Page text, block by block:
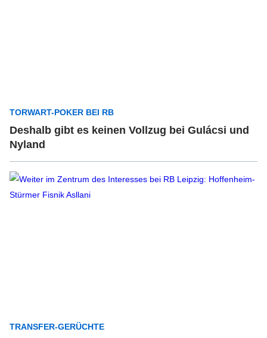
TORWART-POKER BEI RB
Deshalb gibt es keinen Vollzug bei Gulácsi und
Nyland
TRANSFER-GERÜCHTE